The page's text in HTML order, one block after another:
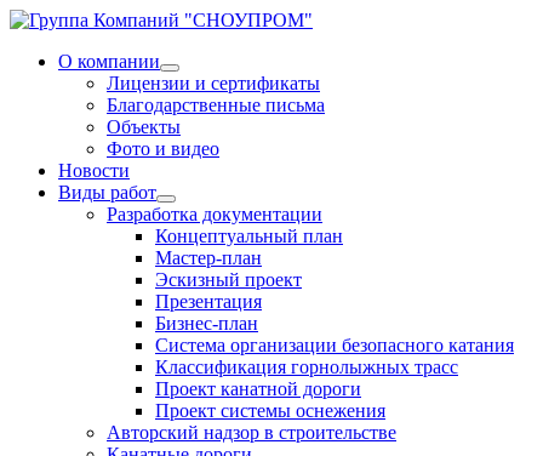
О компании
Лицензии и сертификаты
Благодарственные письма
Объекты
Фото и видео
Новости
Виды работ
Разработка документации
Концептуальный план
Мастер-план
Эскизный проект
Презентация
Бизнес-план
Система организации безопасного катания
Классификация горнолыжных трасс
Проект канатной дороги
Проект системы оснежения
Авторский надзор в строительстве